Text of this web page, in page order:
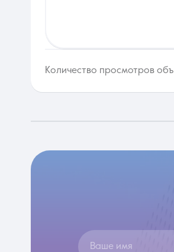
Количество просмотров
Ваше имя